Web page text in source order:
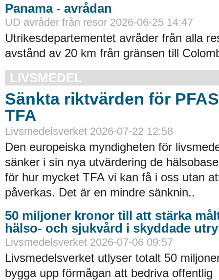
Panama - avrådan
UD avråder från resor 2026-06-25 14:47
Utrikesdepartementet avråder från alla
avstånd av 20 km från gränsen till
LIVSMEDEL
Sänkta riktvärden för
TFA
Livsmedelsverket 2026-07-22 12:58
Den europeiska myndigheten för
sänker i sin nya utvärdering de
för hur mycket TFA vi kan få i oss utan
påverkas. Det är en mindre sänknin..
50 miljoner kronor till att stärka
hälso- och sjukvård i skyddade
Livsmedelsverket 2026-07-06 09:57
Livsmedelsverket utlyser totalt 50
bygga upp förmågan att bedriva offentlig